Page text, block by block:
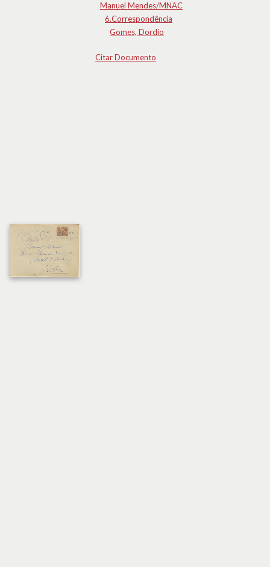
Manuel Mendes/MNAC
6.Correspondência
Gomes, Dordio
Citar Documento